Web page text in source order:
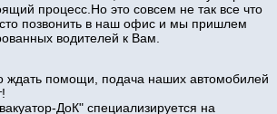
процесс.Но это совсем не так все что
позвонить в наш офис и мы пришлем
водителей к Вам.
ждать помощи, подача наших автомобилей
ДоК" специализируется на